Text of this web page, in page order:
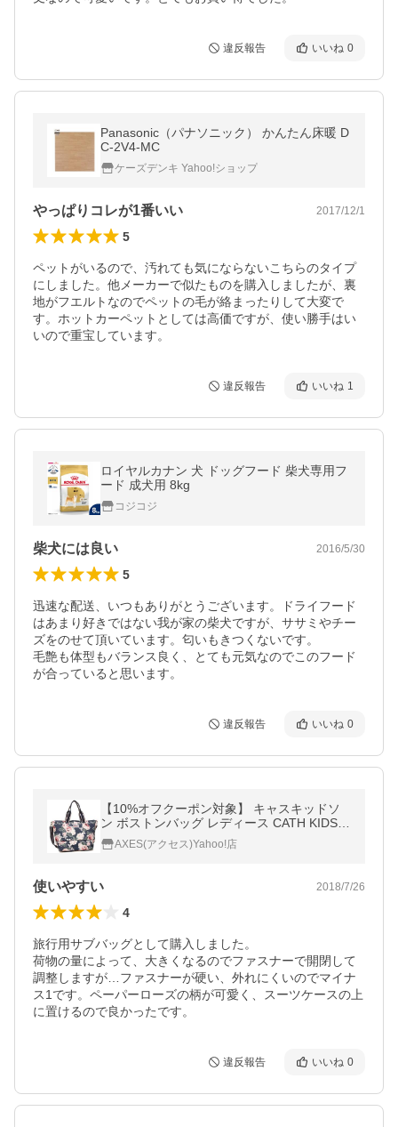
違反報告 いいね 0
Panasonic（パナソニック） かんたん床暖 D
C-2V4-MC
ケーズデンキ Yahoo!ショップ
やっぱりコレが1番いい 2017/12/1
5
ペットがいるので、汚れても気にならないこちらのタイプ
にしました。他メーカーで似たものを購入しましたが、裏
地がフエルトなのでペットの毛が絡まったりして大変で
す。ホットカーペットとしては高価ですが、使い勝手はい
いので重宝しています。
違反報告 いいね 1
ロイヤルカナン 犬 ドッグフード 柴犬専用フ
ード 成犬用 8kg
コジコジ
柴犬には良い 2016/5/30
5
迅速な配送、いつもありがとうございます。ドライフード
はあまり好きではない我が家の柴犬ですが、ササミやチー
ズをのせて頂いています。匂いもきつくないです。
毛艶も体型もバランス良く、とても元気なのでこのフード
が合っていると思います。
違反報告 いいね 0
【10%オフクーポン対象】 キャスキッドソ
ン ボストンバッグ レディース CATH KIDST
ON 735025 グレー
AXES(アクセス)Yahoo!店
使いやすい 2018/7/26
4
旅行用サブバッグとして購入しました。
荷物の量によって、大きくなるのでファスナーで開閉して
調整しますが…ファスナーが硬い、外れにくいのでマイナ
ス1です。ペーパーローズの柄が可愛く、スーツケースの上
に置けるので良かったです。
違反報告 いいね 0